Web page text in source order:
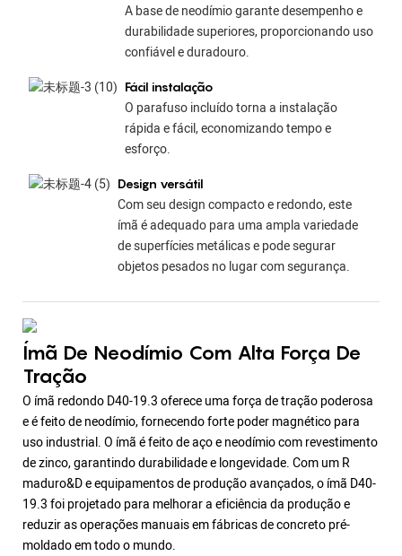
A base de neodímio garante desempenho e
durabilidade superiores, proporcionando uso
confiável e duradouro.
Fácil instalação
O parafuso incluído torna a instalação
rápida e fácil, economizando tempo e
esforço.
Design versátil
Com seu design compacto e redondo, este
ímã é adequado para uma ampla variedade
de superfícies metálicas e pode segurar
objetos pesados ​​no lugar com segurança.
Ímã De Neodímio Com Alta Força De
Tração
O ímã redondo D40-19.3 oferece uma força de tração poderosa
e é feito de neodímio, fornecendo forte poder magnético para
uso industrial. O ímã é feito de aço e neodímio com revestimento
de zinco, garantindo durabilidade e longevidade. Com um R
maduro&D e equipamentos de produção avançados, o ímã D40-
19.3 foi projetado para melhorar a eficiência da produção e
reduzir as operações manuais em fábricas de concreto pré-
moldado em todo o mundo.